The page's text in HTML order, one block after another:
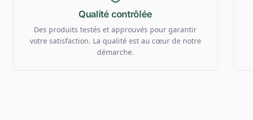
Qualité contrôlée
Des produits testés et approuvés pour garantir
votre satisfaction. La qualité est au cœur de notre
démarche.